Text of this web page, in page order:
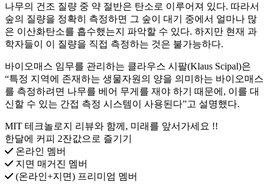
나무의 건조 질량 중 약 절반은 탄소로 이루어져 있다. 따라서
숲의 질량을 정확히 측정하면 그 숲이 대기 중에서 얼마나 많
은 이산화탄소를 흡수했는지 파악할 수 있다. 하지만 현재 과
학자들이 이 질량을 직접 측정하는 것은 불가능하다.
바이오매스 임무를 관리하는 클라우스 시팔(Klaus Scipal)은
“특정 지역에 존재하는 생물자원의 양을 의미하는 바이오매스
를 측정하려면 나무를 베어 무게를 재야 하기 때문에, 이를 대
신할 수 있는 간접 측정 시스템이 사용된다”고 설명했다.
MIT 테크놀로지 리뷰와 함께, 미래를 앞서가세요 !!
한달에 커피 2잔값으로 즐기기
온라인 멤버
지면 매거진 멤버
(온라인+지면) 프리미엄 멤버